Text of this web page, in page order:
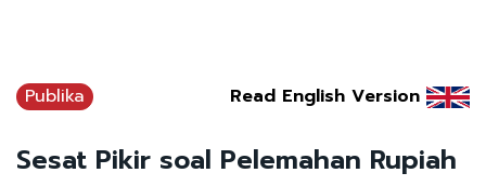
Publika Read English Version
Sesat Pikir soal Pelemahan Rupiah